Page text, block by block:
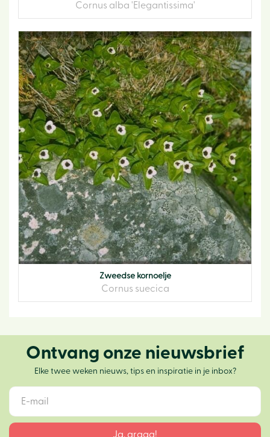
Cornus alba 'Elegantissima'
Zweedse kornoelje
Cornus suecica
Ontvang onze nieuwsbrief
Elke twee weken nieuws, tips en inspiratie in je inbox?